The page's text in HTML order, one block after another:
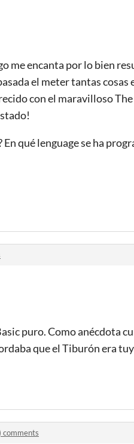
me encanta por lo bien
el meter tantas cosas
con el maravilloso The
qué lenguage se ha
puro. Como anécdota
que el Tiburón era
comments